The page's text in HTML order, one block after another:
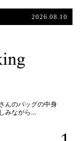
2026.08.10
んのバッグの中身
みながら…